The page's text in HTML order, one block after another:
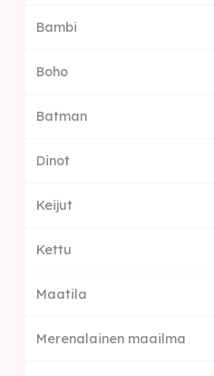
Bambi
Boho
Batman
Dinot
Keijut
Kettu
Maatila
Merenalainen maailma